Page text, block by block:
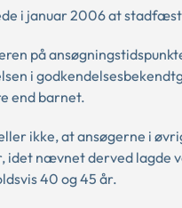
i januar 2006 at
på
i
end barnet.
ikke, at ansøgerne i
idet nævnet derved lagde
40 og 45 år.